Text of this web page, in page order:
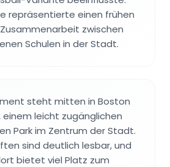
repräsentierte einen frühen
zwischen
Schulen in der Stadt.
steht mitten in Boston
leicht zugänglichen
Park im Zentrum der Stadt.
sind deutlich lesbar, und
bietet viel Platz zum